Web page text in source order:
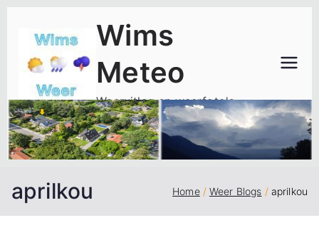
inhoud
Wims
Meteo
Weeruitleg en weerfoto's
aprilkou Home Weer Blogs aprilkou